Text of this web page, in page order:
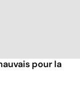
pour la